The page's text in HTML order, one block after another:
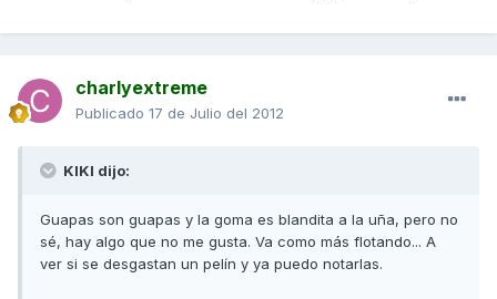
charlyextreme
Publicado 17 de Julio del 2012
KIKI dijo:
Guapas son guapas y la goma es blandita a la uña, pero no
sé, hay algo que no me gusta. Va como más flotando... A
ver si se desgastan un pelín y ya puedo notarlas.